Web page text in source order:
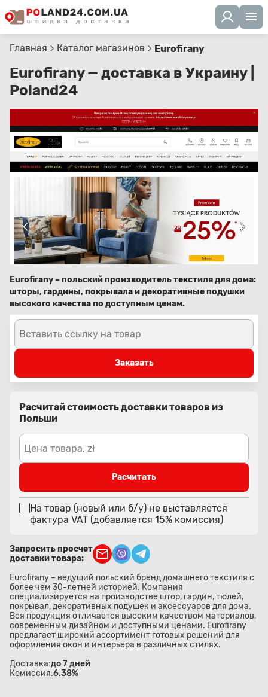
Главная Каталог магазинов Eurofirany
Eurofirany — доставка в Украину |
Poland24
Eurofirany – польский производитель текстиля для дома:
шторы, гардины, покрывала и декоративные подушки
высокого качества по доступным ценам.
Вставить ссылку на товар
Заказать
Расчитай стоимость доставки товаров из
Польши
Цена товара, zł
Расчитать
На товар (новый или б/у) не выставляется
фактура VAT (добавляется 15% комиссия)
Запросить просчет
доставки товара:
Eurofirany – ведущий польский бренд домашнего текстиля с
более чем 30-летней историей. Компания
специализируется на производстве штор, гардин, тюлей,
покрывал, декоративных подушек и аксессуаров для дома.
Вся продукция отличается высоким качеством материалов,
современным дизайном и доступными ценами. Eurofirany
предлагает широкий ассортимент готовых решений для
оформления окон и интерьера в различных стилях.
Доставка:до 7 дней
Комиссия:6.38%